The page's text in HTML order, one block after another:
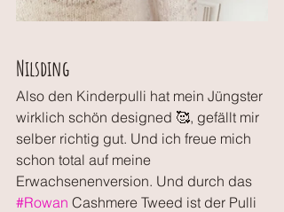
Nilsding
Also den Kinderpulli hat mein Jüngster
wirklich schön designed 🥰, gefällt mir
selber richtig gut. Und ich freue mich
schon total auf meine
Erwachsenenversion. Und durch das
#Rowan Cashmere Tweed ist der Pulli